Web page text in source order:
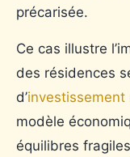
précarisée.
Ce cas illustre
des résidences
d’investissement
modèle
équilibres